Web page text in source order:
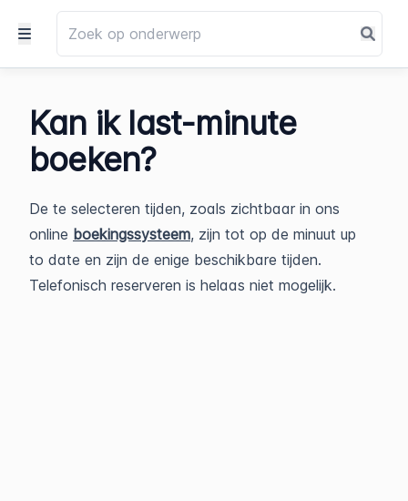
Kan ik last-minute
boeken?
De te selecteren tijden, zoals zichtbaar in ons
online boekingssysteem, zijn tot op de minuut up
to date en zijn de enige beschikbare tijden.
Telefonisch reserveren is helaas niet mogelijk.